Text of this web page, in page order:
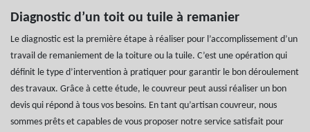
Diagnostic d’un toit ou tuile à remanier
Le diagnostic est la première étape à réaliser pour l’accomplissement d’un
travail de remaniement de la toiture ou la tuile. C’est une opération qui
définit le type d’intervention à pratiquer pour garantir le bon déroulement
des travaux. Grâce à cette étude, le couvreur peut aussi réaliser un bon
devis qui répond à tous vos besoins. En tant qu’artisan couvreur, nous
sommes prêts et capables de vous proposer notre service satisfait pour